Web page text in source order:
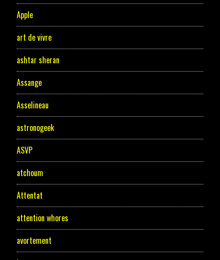
Apple
art de vivre
ashtar sheran
Assange
Asselineau
astronogeek
ASVP
atchoum
Attentat
attention whores
avortement